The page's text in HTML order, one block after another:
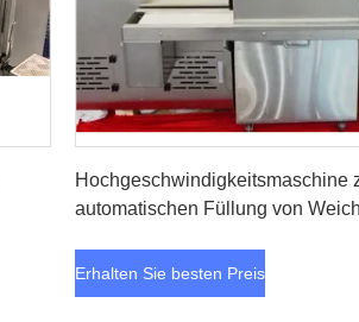
Hochgeschwindigkeitsmaschine
automatischen Füllung von
Erhalten Sie besten Preis